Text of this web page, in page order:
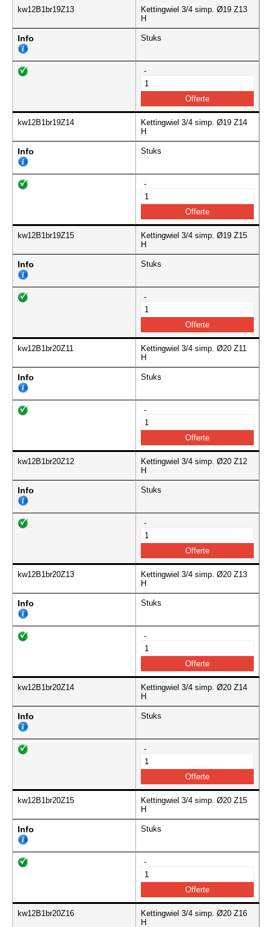
kw12B1br19Z13
Kettingwiel 3/4 simp. Ø19 Z13
H
Info Stuks
-
kw12B1br19Z14
Kettingwiel 3/4 simp. Ø19 Z14
H
Info Stuks
-
kw12B1br19Z15
Kettingwiel 3/4 simp. Ø19 Z15
H
Info Stuks
-
kw12B1br20Z11
Kettingwiel 3/4 simp. Ø20 Z11
H
Info Stuks
-
kw12B1br20Z12
Kettingwiel 3/4 simp. Ø20 Z12
H
Info Stuks
-
kw12B1br20Z13
Kettingwiel 3/4 simp. Ø20 Z13
H
Info Stuks
-
kw12B1br20Z14
Kettingwiel 3/4 simp. Ø20 Z14
H
Info Stuks
-
kw12B1br20Z15
Kettingwiel 3/4 simp. Ø20 Z15
H
Info Stuks
-
kw12B1br20Z16
Kettingwiel 3/4 simp. Ø20 Z16
H